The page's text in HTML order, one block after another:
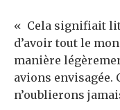
« Cela signifiait
d’avoir tout le
manière
avions envisagée.
n’oublierons